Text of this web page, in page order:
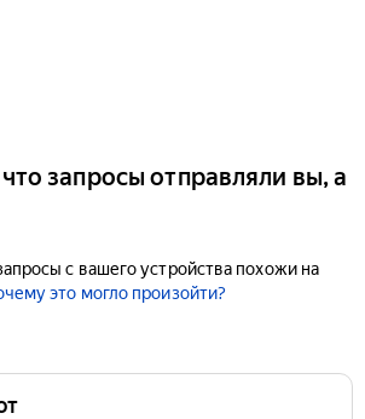
запросы отправляли вы, а
с вашего устройства похожи на
это могло произойти?